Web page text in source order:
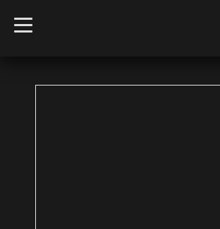
t
o